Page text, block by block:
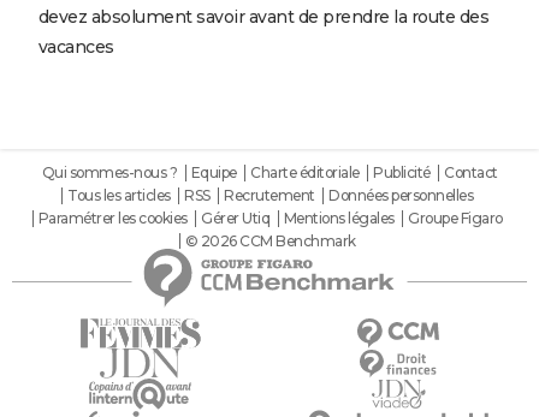
devez absolument savoir avant de prendre la route des
vacances
Qui sommes-nous ? Equipe Charte éditoriale Publicité
Contact
Tous les articles
RSS Recrutement
Données personnelles
Paramétrer les cookies
Gérer Utiq Mentions légales
Groupe Figaro
© 2026 CCM Benchmark